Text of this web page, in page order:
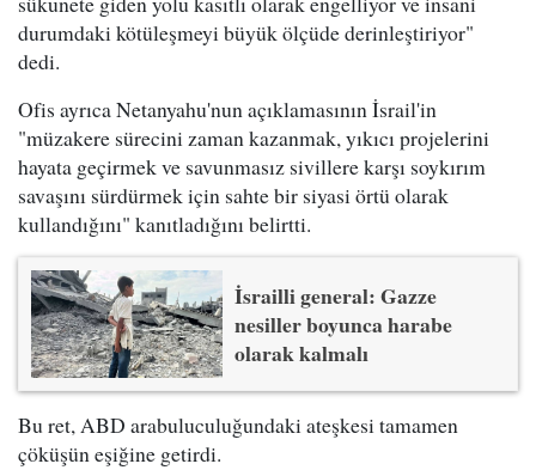
durumdaki kötüleşmeyi büyük ölçüde derinleştiriyor"
dedi.
Ofis ayrıca Netanyahu'nun açıklamasının İsrail'in
"müzakere sürecini zaman kazanmak, yıkıcı projelerini
hayata geçirmek ve savunmasız sivillere karşı soykırım
savaşını sürdürmek için sahte bir siyasi örtü olarak
kullandığını" kanıtladığını belirtti.
İsrailli general: Gazze
nesiller boyunca harabe
olarak kalmalı
Bu ret, ABD arabuluculuğundaki ateşkesi tamamen
çöküşün eşiğine getirdi.